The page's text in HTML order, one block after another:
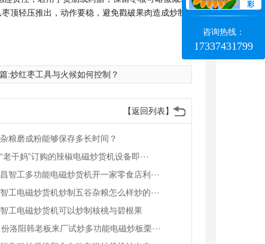
顶轻压推出，动作要稳，避免戳破果肉造成炒制
:炒红枣工具与火候如何控制？
【返回列表】
粮磨成粉能够保存多长时间？
老干妈”订购的辣椒电磁炒货机设备即···
智工多功能电磁炒货机开一家零食店利···
工电磁炒货机炒制五谷杂粮怎么样炒的···
工电磁炒货机可以炒制核桃与碧根果
洛阳韩老板来厂试炒多功能电磁炒板栗···
彩
咨询热线：
17337431799